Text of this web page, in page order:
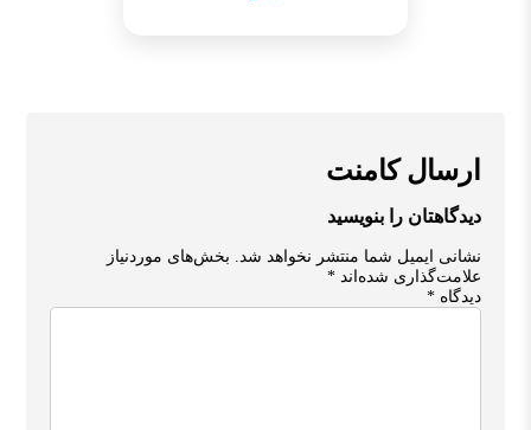
ارسال کامنت
دیدگاهتان را بنویسید
نشانی ایمیل شما منتشر نخواهد شد. بخش‌های موردنیاز
علامت‌گذاری شده‌اند*
دیدگاه*